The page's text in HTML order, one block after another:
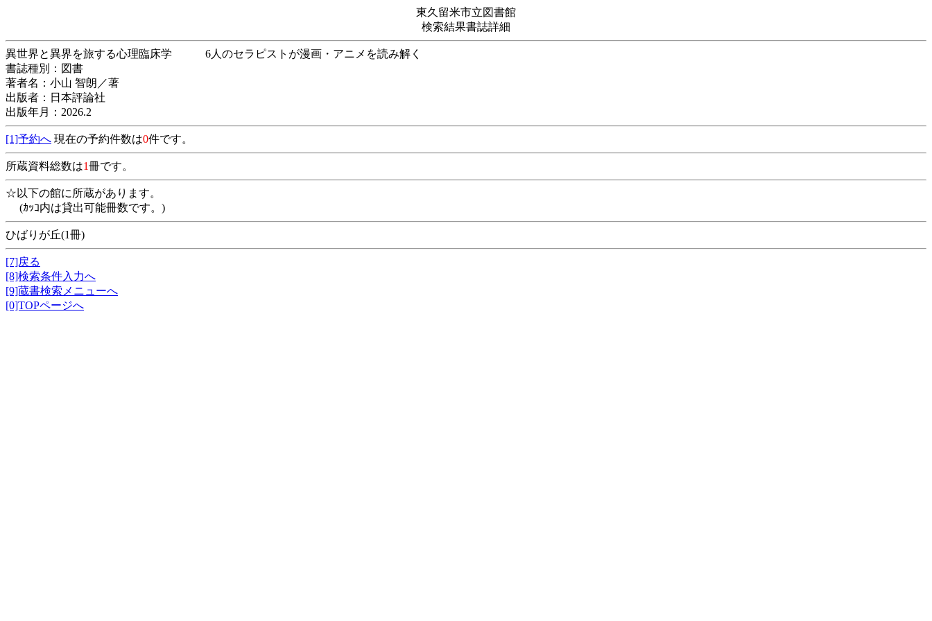
東久留米市立図書館
検索結果書誌詳細
異世界と異界を旅する心理臨床学 6人のセラピストが漫画・アニメを読み解く
書誌種別：図書
著者名：小山 智朗／著
出版者：日本評論社
出版年月：2026.2
[1]予約へ 現在の予約件数は0件です。
所蔵資料総数は1冊です。
☆以下の館に所蔵があります。
(ｶｯｺ内は貸出可能冊数です。)
ひばりが丘(1冊)
[7]戻る
[8]検索条件入力へ
[9]蔵書検索メニューへ
[0]TOPページへ